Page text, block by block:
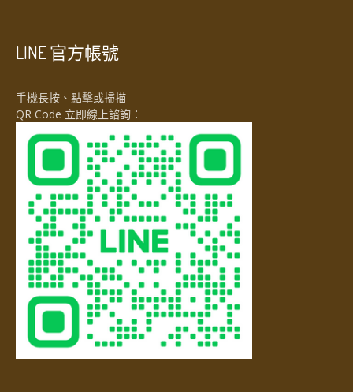
LINE 官方帳號
手機長按、點擊或掃描
QR Code 立即線上諮詢：